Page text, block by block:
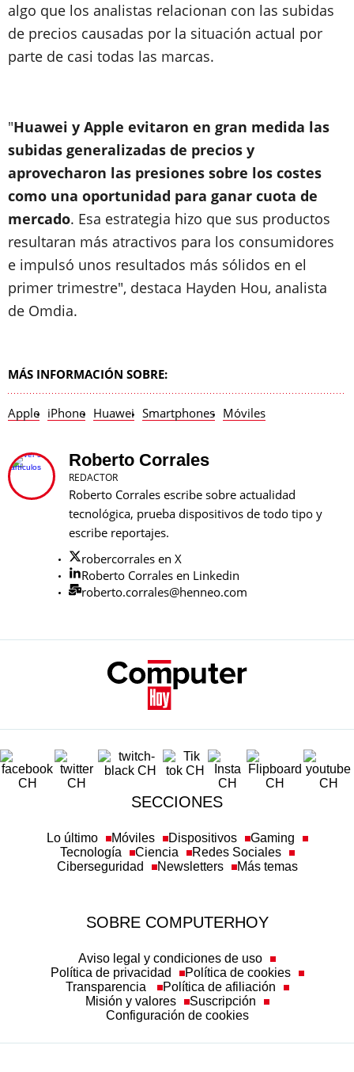
algo que los analistas relacionan con las subidas
de precios causadas por la situación actual por
parte de casi todas las marcas.
"Huawei y Apple evitaron en gran medida las
subidas generalizadas de precios y
aprovecharon las presiones sobre los costes
como una oportunidad para ganar cuota de
mercado. Esa estrategia hizo que sus productos
resultaran más atractivos para los consumidores
e impulsó unos resultados más sólidos en el
primer trimestre", destaca Hayden Hou, analista
de Omdia.
MÁS INFORMACIÓN SOBRE:
Apple iPhone Huawei Smartphones Móviles
Roberto Corrales
REDACTOR
Roberto Corrales escribe sobre actualidad
tecnológica, prueba dispositivos de todo tipo y
escribe reportajes.
robercorrales en X
Roberto Corrales en Linkedin
roberto.corrales@henneo.com
SECCIONES
Lo último Móviles Dispositivos
Gaming
Tecnología
Ciencia
Redes Sociales
Ciberseguridad
Newsletters Más temas
SOBRE COMPUTERHOY
Aviso legal y condiciones de uso
Política de privacidad
Política de cookies
Transparencia
Política de afiliación
Misión y valores
Suscripción
Configuración de cookies